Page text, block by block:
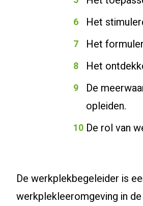
Het
Het
Het
De
opleiden.
De rol van
De werkplekbegeleider is
werkplekleeromgeving in